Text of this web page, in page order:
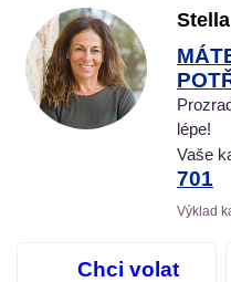
Stella
lépe!
Vaše
701
Výklad
Chci volat